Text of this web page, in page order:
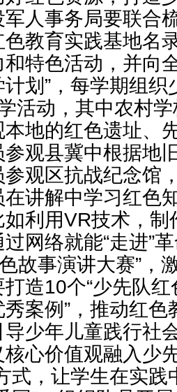
军人事务局要联合
色教育实践基地名
特色活动，并向
划”，每学期组
活动，其中农村
本地的红色遗址、
参观县冀中根据地
观区抗战纪念馆
在讲解中学习红色
如利用VR技术，制
网络就能“走进”
色故事演讲大赛”
造10个“少先队
案例”，推动红
导少年儿童践行社
心价值观融入少
式，让学生在实